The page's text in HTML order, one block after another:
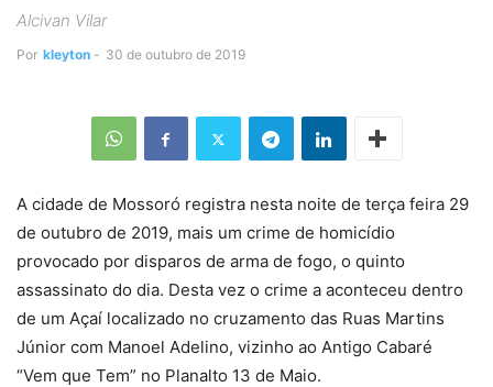
Alcivan Vilar
Por kleyton - 30 de outubro de 2019
A cidade de Mossoró registra nesta noite de terça feira 29
de outubro de 2019, mais um crime de homicídio
provocado por disparos de arma de fogo, o quinto
assassinato do dia. Desta vez o crime a aconteceu dentro
de um Açaí localizado no cruzamento das Ruas Martins
Júnior com Manoel Adelino, vizinho ao Antigo Cabaré
“Vem que Tem” no Planalto 13 de Maio.